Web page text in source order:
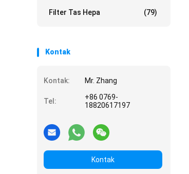
Filter Tas Hepa (79)
Kontak
Kontak: Mr. Zhang
Tel:
+86 0769-
18820617197
Kontak